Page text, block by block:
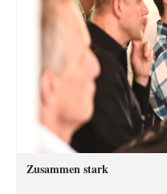
Zusammen stark